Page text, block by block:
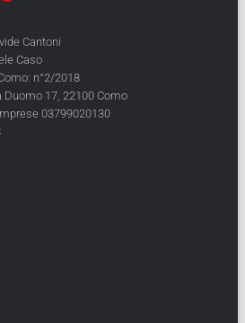
Cantoni
Caso
n°2/2018
Duomo 17, 22100 Como
03799020130